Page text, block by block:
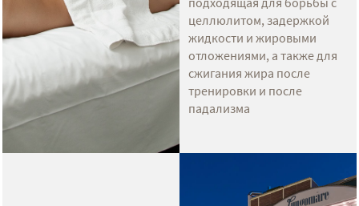
целлюлитом, задержкой
жидкости и жировыми
отложениями, а также для
сжигания жира после
тренировки и после
падализма